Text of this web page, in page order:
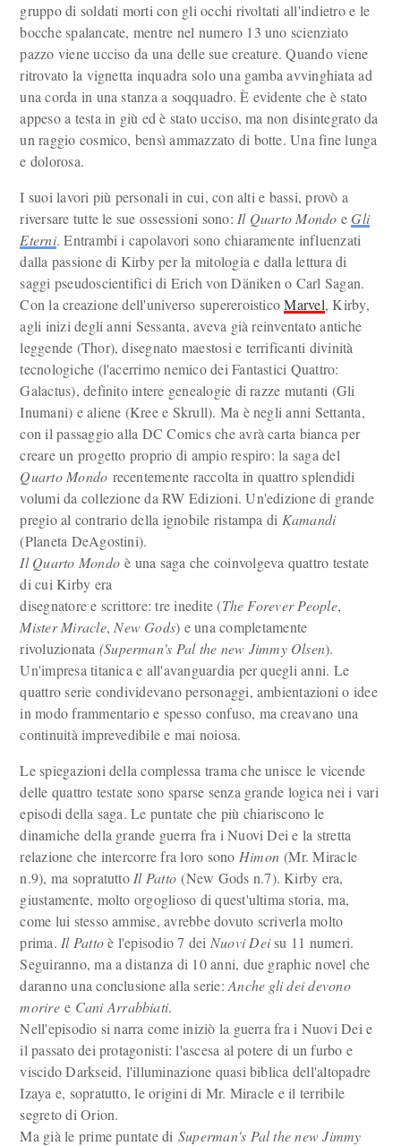
gruppo di soldati morti con gli occhi rivoltati all'indietro e le
bocche spalancate, mentre nel numero 13 uno scienziato
pazzo viene ucciso da una delle sue creature. Quando viene
ritrovato la vignetta inquadra solo una gamba avvinghiata ad
una corda in una stanza a soqquadro. È evidente che è stato
appeso a testa in giù ed è stato ucciso, ma non disintegrato da
un raggio cosmico, bensì ammazzato di botte. Una fine lunga
e dolorosa.
I suoi lavori più personali in cui, con alti e bassi, provò a
riversare tutte le sue ossessioni sono: Il Quarto Mondo e Gli
Eterni. Entrambi i capolavori sono chiaramente influenzati
dalla passione di Kirby per la mitologia e dalla lettura di
saggi pseudoscientifici di Erich von Däniken o Carl Sagan.
Con la creazione dell'universo supereroisticoMarvel, Kirby,
agli inizi degli anni Sessanta, aveva già reinventato antiche
leggende (Thor), disegnato maestosi e terrificanti divinità
tecnologiche (l'acerrimo nemico dei Fantastici Quattro:
Galactus), definito intere genealogie di razze mutanti (Gli
Inumani) e aliene (Kree e Skrull). Ma è negli anni Settanta,
con il passaggio alla DC Comics che avrà carta bianca per
creare un progetto proprio di ampio respiro: la saga del
Quarto Mondo recentemente raccolta in quattro splendidi
volumi da collezione da RW Edizioni. Un'edizione di grande
pregio al contrario della ignobile ristampa di Kamandi
(Planeta DeAgostini).
Il Quarto Mondo è una saga che coinvolgeva quattro testate
di cui Kirby era
disegnatore e scrittore: tre inedite (The Forever People,
Mister Miracle, New Gods) e una completamente
rivoluzionata (Superman's Pal the new Jimmy Olsen).
Un'impresa titanica e all'avanguardia per quegli anni. Le
quattro serie condividevano personaggi, ambientazioni o idee
in modo frammentario e spesso confuso, ma creavano una
continuità imprevedibile e mai noiosa.
Le spiegazioni della complessa trama che unisce le vicende
delle quattro testate sono sparse senza grande logica nei i vari
episodi della saga. Le puntate che più chiariscono le
dinamiche della grande guerra fra i Nuovi Dei e la stretta
relazione che intercorre fra loro sono Himon(Mr. Miracle
n.9), ma sopratutto Il Patto (New Gods n.7). Kirby era,
giustamente, molto orgoglioso di quest'ultima storia, ma,
come lui stesso ammise, avrebbe dovuto scriverla molto
prima. Il Pattoè l'episodio 7 dei Nuovi Deisu 11 numeri.
Seguiranno, ma a distanza di 10 anni, due graphic novel che
daranno una conclusione alla serie:Anche gli dei devono
moriree Cani Arrabbiati.
Nell'episodio si narra come iniziò la guerra fra i Nuovi Dei e
il passato dei protagonisti: l'ascesa al potere di un furbo e
viscido Darkseid, l'illuminazione quasi biblica dell'altopadre
Izaya e, sopratutto, le origini di Mr. Miracle e il terribile
segreto di Orion.
Ma già le prime puntate di Superman's Pal the new Jimmy